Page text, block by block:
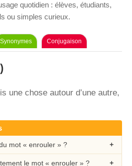
quotidien : élèves, étudiants,
ou simples curieux.
Synonymes Conjugaison
une chose autour d’une autre,
mot « enrouler » ?
le mot « enrouler » ?